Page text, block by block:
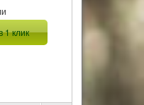
1 клик